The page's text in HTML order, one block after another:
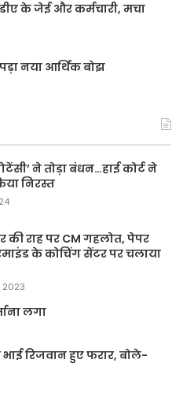
के जेई और कर्मचारी, मचा
नया आर्थिक बोझ
ने तोड़ा बंधन…हाई कोर्ट ने
निरस्त
की राह पर CM गहलोत, पेपर
के कोचिंग सेंटर पर चलाया
2023
लगा
रिजवान हुए फरार, बोले-